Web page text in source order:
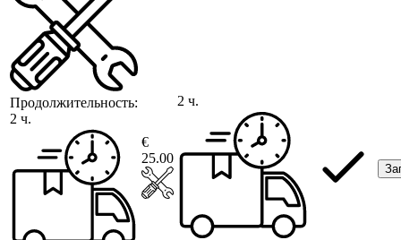
Продолжительность:
2 ч.
€
25.00
2 ч.